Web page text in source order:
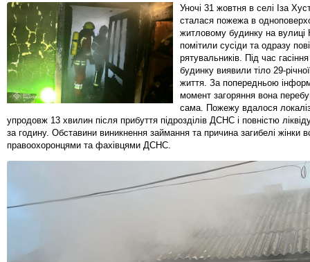
Уночі 31 жовтня в селі Іза
сталася пожежа в
житловому будинку на вулиці
помітили сусіди та одразу
рятувальників. Під час
будинку виявили тіло 29-
життя. За попередньою
момент загоряння вона
сама. Пожежу вдалося
упродовж 13 хвилин після прибуття підрозділів ДСНС і повністю
за годину. Обставини виникнення займання та причина загибелі жінки
правоохоронцями та фахівцями ДСНС.